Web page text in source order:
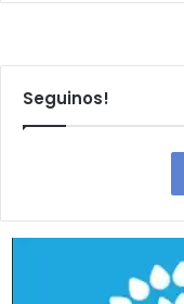
Seguinos!